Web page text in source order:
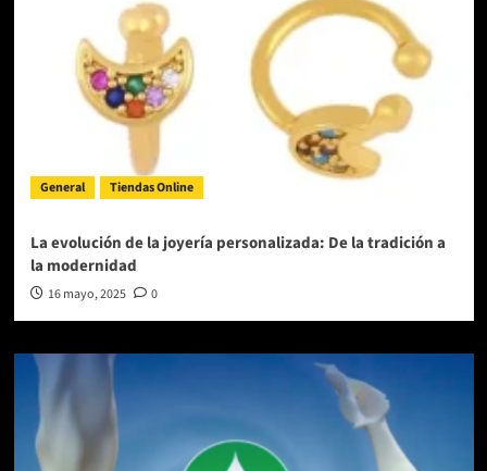
General Tiendas Online
La evolución de la joyería personalizada: De la tradición a
la modernidad
16 mayo, 2025 0